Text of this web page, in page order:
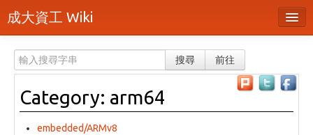
成大資工 Wiki
分類
隨機頁面
最近活動
搜尋 前往
Category: arm64
embedded/ARMv8